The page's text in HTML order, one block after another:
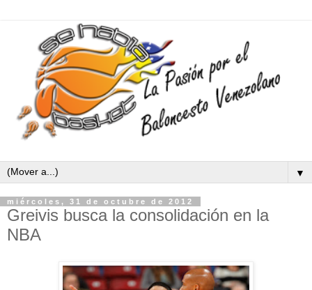
▼
miércoles, 31 de octubre de 2012
Greivis busca la consolidación en la
NBA